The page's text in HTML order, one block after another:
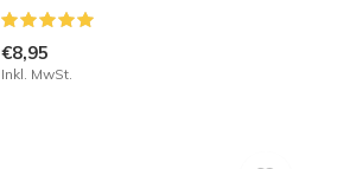
€8,95
Inkl. MwSt.